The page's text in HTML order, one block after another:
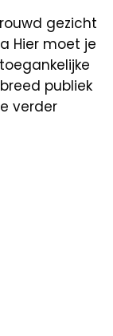
gezicht
Hier moet je
publiek
verder